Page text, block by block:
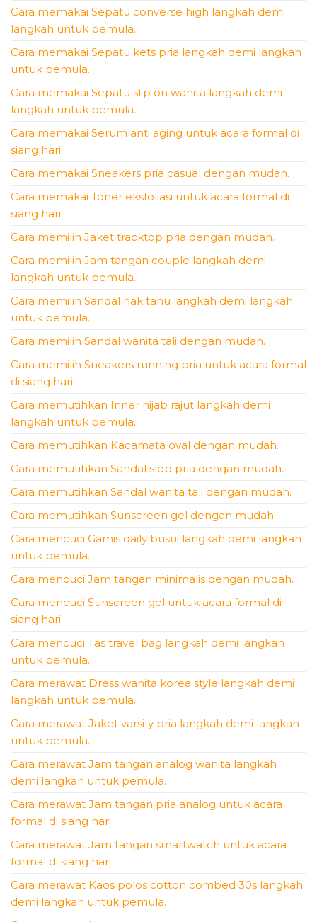
Cara memakai Sepatu converse high langkah demi
langkah untuk pemula.
Cara memakai Sepatu kets pria langkah demi langkah
untuk pemula.
Cara memakai Sepatu slip on wanita langkah demi
langkah untuk pemula.
Cara memakai Serum anti aging untuk acara formal di
siang hari
Cara memakai Sneakers pria casual dengan mudah.
Cara memakai Toner eksfoliasi untuk acara formal di
siang hari
Cara memilih Jaket tracktop pria dengan mudah.
Cara memilih Jam tangan couple langkah demi
langkah untuk pemula.
Cara memilih Sandal hak tahu langkah demi langkah
untuk pemula.
Cara memilih Sandal wanita tali dengan mudah.
Cara memilih Sneakers running pria untuk acara formal
di siang hari
Cara memutihkan Inner hijab rajut langkah demi
langkah untuk pemula.
Cara memutihkan Kacamata oval dengan mudah.
Cara memutihkan Sandal slop pria dengan mudah.
Cara memutihkan Sandal wanita tali dengan mudah.
Cara memutihkan Sunscreen gel dengan mudah.
Cara mencuci Gamis daily busui langkah demi langkah
untuk pemula.
Cara mencuci Jam tangan minimalis dengan mudah.
Cara mencuci Sunscreen gel untuk acara formal di
siang hari
Cara mencuci Tas travel bag langkah demi langkah
untuk pemula.
Cara merawat Dress wanita korea style langkah demi
langkah untuk pemula.
Cara merawat Jaket varsity pria langkah demi langkah
untuk pemula.
Cara merawat Jam tangan analog wanita langkah
demi langkah untuk pemula.
Cara merawat Jam tangan pria analog untuk acara
formal di siang hari
Cara merawat Jam tangan smartwatch untuk acara
formal di siang hari
Cara merawat Kaos polos cotton combed 30s langkah
demi langkah untuk pemula.